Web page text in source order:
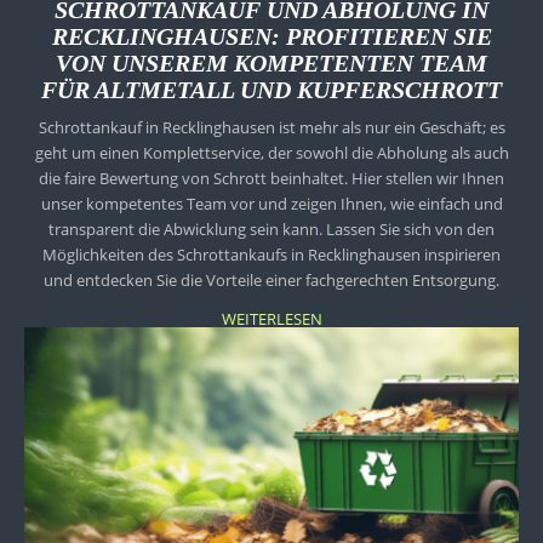
SCHROTTANKAUF UND ABHOLUNG IN
RECKLINGHAUSEN: PROFITIEREN SIE
VON UNSEREM KOMPETENTEN TEAM
FÜR ALTMETALL UND KUPFERSCHROTT
Schrottankauf in Recklinghausen ist mehr als nur ein Geschäft; es
geht um einen Komplettservice, der sowohl die Abholung als auch
die faire Bewertung von Schrott beinhaltet. Hier stellen wir Ihnen
unser kompetentes Team vor und zeigen Ihnen, wie einfach und
transparent die Abwicklung sein kann. Lassen Sie sich von den
Möglichkeiten des Schrottankaufs in Recklinghausen inspirieren
und entdecken Sie die Vorteile einer fachgerechten Entsorgung.
WEITERLESEN